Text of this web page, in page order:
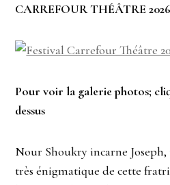
CARREFOUR THÉÂTRE 2026
Pour voir la galerie photos;
dessus
Nour Shoukry incarne
très énigmatique de cette